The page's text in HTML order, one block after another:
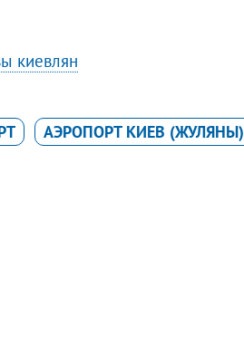
киевлян
АЭРОПОРТ КИЕВ (ЖУЛЯНЫ)